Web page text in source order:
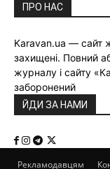
ПРО НАС
Karavan.ua — сайт
захищені. Повний
журналу і сайту
заборонений
ЙДИ ЗА НАМИ
Рекламодавцям